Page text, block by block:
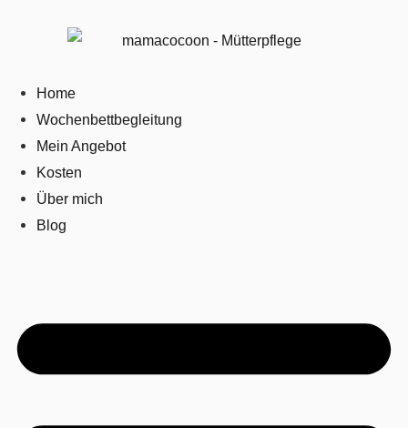
Home
Wochenbettbegleitung
Mein Angebot
Kosten
Über mich
Blog